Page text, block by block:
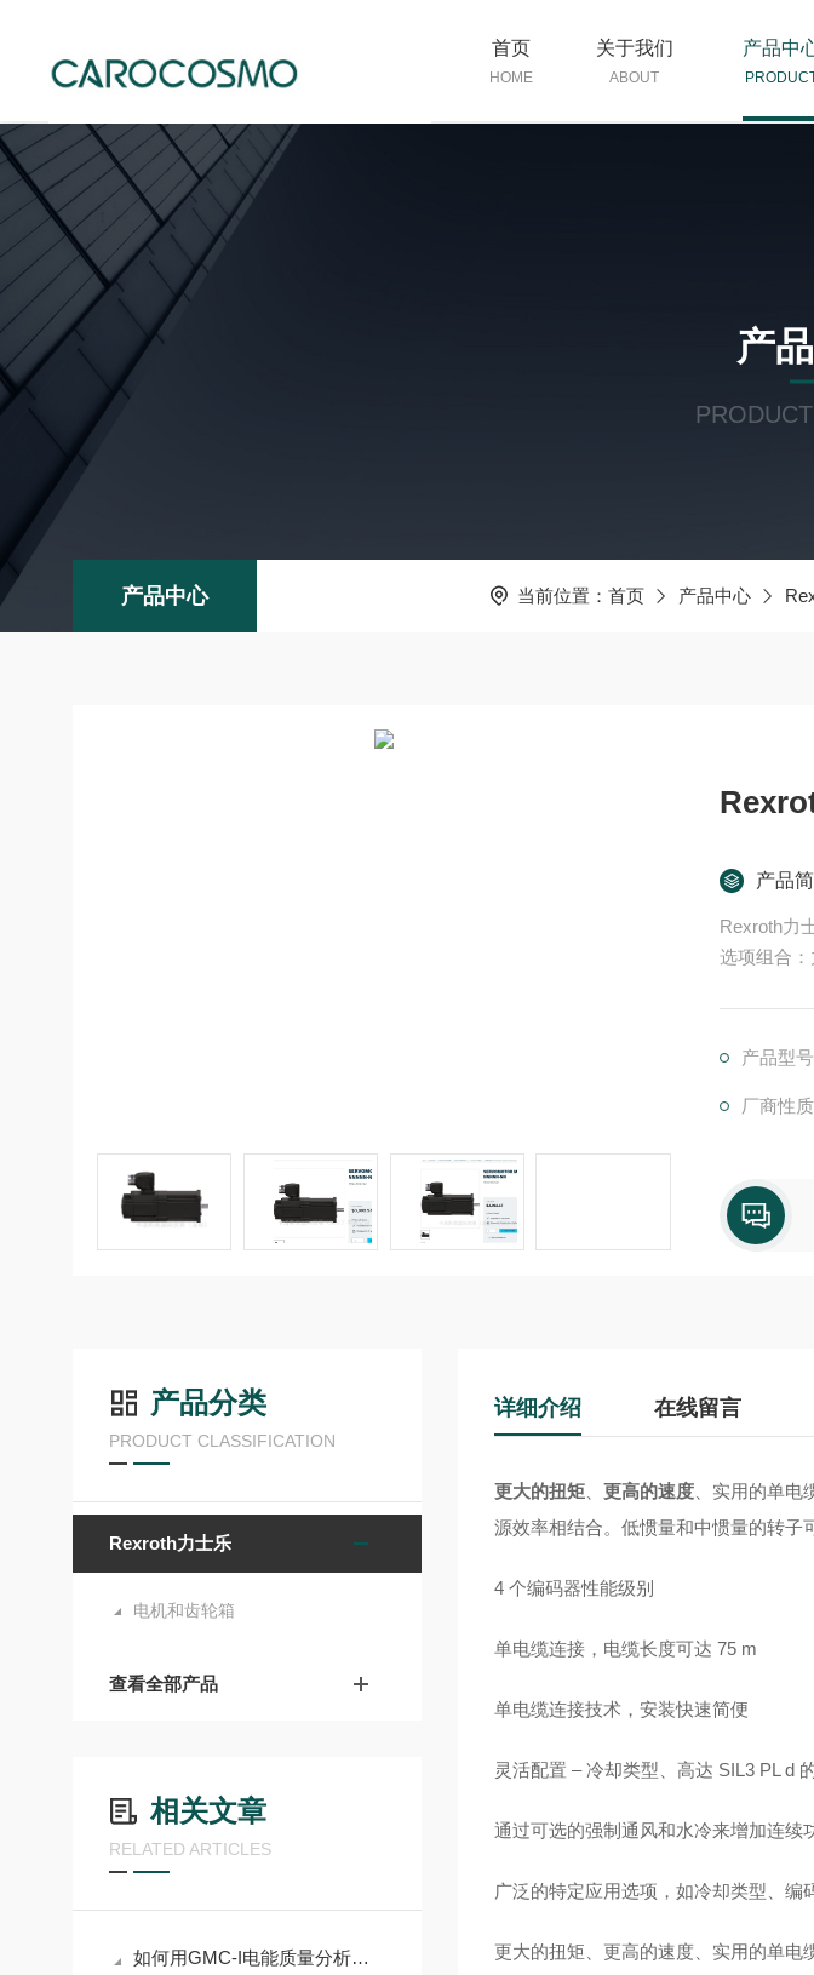
首页
HOME
关于我们
ABOUT
产品中
产
产品中心 当前位置： 首页 产品中心
产品
Rexroth力士乐 同步伺服电机 电机和
选项组合
产品型
厂商性
产品分类
PRODUCT CLASSIFICATION
Rexroth力士乐
电机和齿轮箱
查看全部产品
相关文章
RELATED ARTICLES
如何用GMC-I电能质量分析仪检测电能质量问题
详细介绍 在线留言
更大的扭矩、 更高的速度、实用的单电
源效率相结合。低惯量和中惯量的转子
4 个编码器性能级别
单电缆连接，电缆长度可达 75 m
单电缆连接技术，安装快速简便
灵活配置 – 冷却类型、高达 SIL3 PL d
通过可选的强制通风和水冷来增加连续
广泛的特定应用选项，如冷却类型、编
更大的扭矩、更高的速度、实用的单